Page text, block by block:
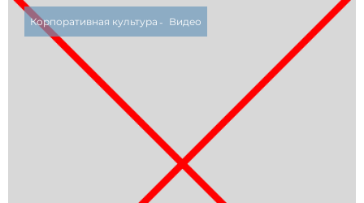
Корпоративная культура Видео